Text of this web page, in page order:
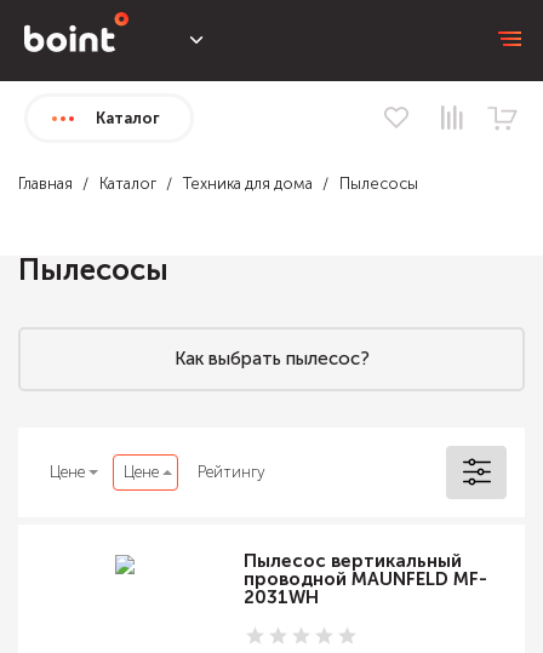
Каталог
Главная Каталог Техника для дома Пылесосы
Пылесосы
Как выбрать пылесос?
Цене Цене Рейтингу
Пылесос вертикальный
проводной MAUNFELD MF-
2031WH